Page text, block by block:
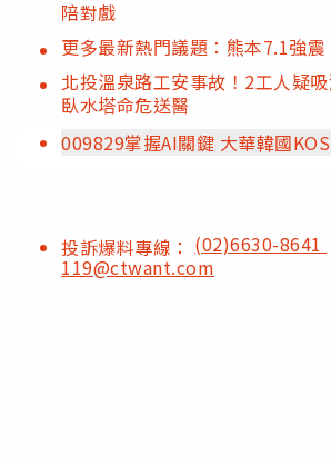
陪對戲
更多最新熱門議題：熊本7.1強震
北投溫泉路工安事故！2工人疑
臥水塔命危送醫
009829掌握AI關鍵 大華韓國
投訴爆料專線： (02)6630-8641
119@ctwant.com